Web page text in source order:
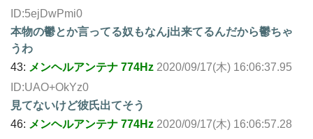
ID:5ejDwPmi0
本物の鬱とか言ってる奴もなんj出来てるんだから鬱ちゃ
うわ
43: メンヘルアンテナ 774Hz 2020/09/17(木) 16:06:37.95
ID:UAO+OkYz0
見てないけど彼氏出てそう
46: メンヘルアンテナ 774Hz 2020/09/17(木) 16:06:57.28